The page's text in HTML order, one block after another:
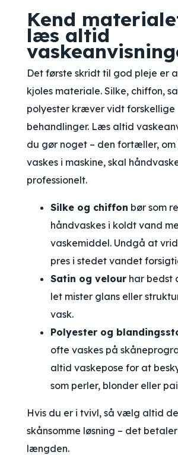
Kend
læs altid
Det første skridt til god pleje er
kjoles materiale. Silke, chiffon,
polyester kræver vidt forskellige
behandlinger. Læs altid
du gør noget – den fortæller, om
vaskes i maskine, skal
professionelt.
Silke og chiffon bør som
håndvaskes i koldt vand
vaskemiddel. Undgå at
pres i stedet vandet
Satin og velour har bedst
let mister glans eller
vask.
Polyester og
ofte vaskes på
altid vaskepose for at
som perler, blonder eller
Hvis du er i tvivl, så vælg altid
skånsomme løsning – det
længden.